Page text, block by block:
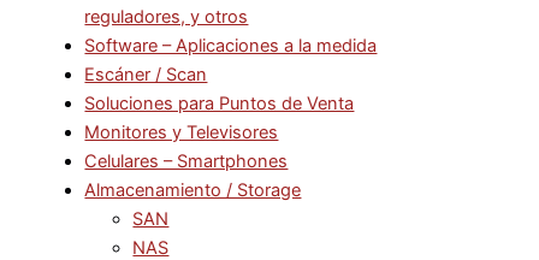
reguladores, y otros
Software – Aplicaciones a la medida
Escáner / Scan
Soluciones para Puntos de Venta
Monitores y Televisores
Celulares – Smartphones
Almacenamiento / Storage
SAN
NAS